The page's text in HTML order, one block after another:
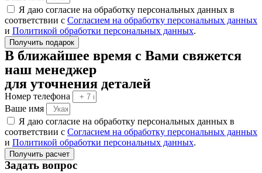
Я даю согласие на обработку персональных данных в
соответствии с Согласием на обработку персональных данных
и Политикой обработки персональных данных.
Получить подарок
В ближайшее время с Вами свяжется
наш менеджер
для уточнения деталей
Номер телефона
Ваше имя
Я даю согласие на обработку персональных данных в
соответствии с Согласием на обработку персональных данных
и Политикой обработки персональных данных.
Получить расчет
Задать вопрос